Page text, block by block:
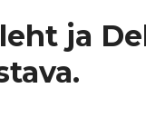
ja
.